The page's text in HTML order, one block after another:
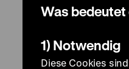
Was bedeutet
1) Notwendig
Diese Cookies